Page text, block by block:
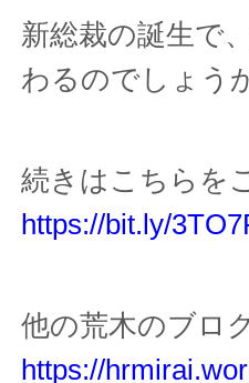
新総裁の誕生で
わるのでしょう
続きはこちらを
https://bit.ly/
他の荒木のブロ
https://